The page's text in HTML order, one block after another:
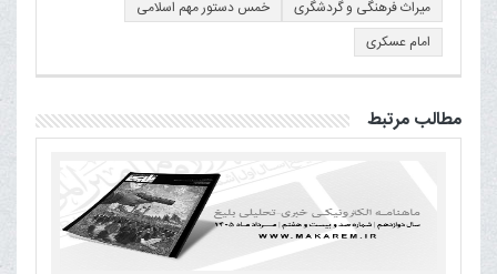
میراث فرهنگی و گردشگری
خمس دستور مهم اسلامی
امام عسكری
مطالب مرتبط